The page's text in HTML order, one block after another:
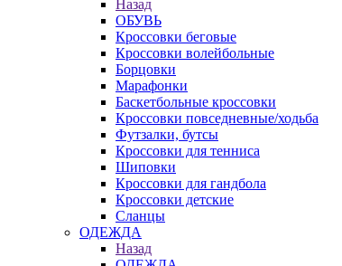
Назад
ОБУВЬ
Кроссовки беговые
Кроссовки волейбольные
Борцовки
Марафонки
Баскетбольные кроссовки
Кроссовки повседневные/ходьба
Футзалки, бутсы
Кроссовки для тенниса
Шиповки
Кроссовки для гандбола
Кроссовки детские
Сланцы
ОДЕЖДА
Назад